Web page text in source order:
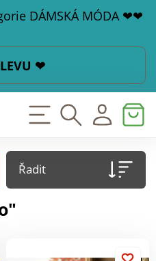
DÁMSKÁ MÓDA ❤❤
❤
Řadit